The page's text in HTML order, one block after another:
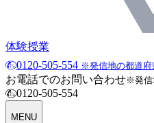
体験授業
0120-505-554 ※発信地の都道府
お電話でのお問い合わせ※発信
0120-505-554
MENU